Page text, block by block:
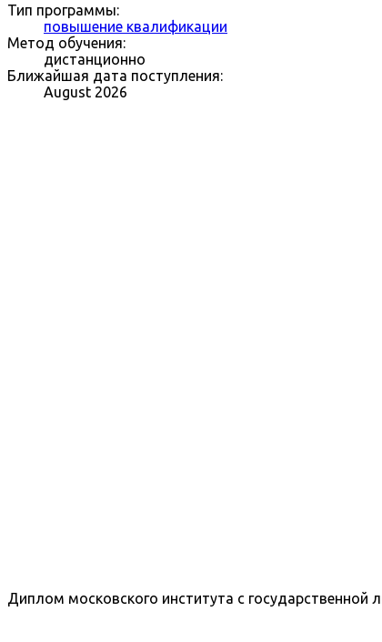
Тип программы:
повышение квалификации
Метод обучения:
дистанционно
Ближайшая дата поступления:
August 2026
Диплом московского института с государственной